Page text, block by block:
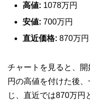
高値: 1078万円
安値: 700万円
直近価格: 870万円
チャートを見ると、
円の高値を付けた後
じ、直近では870万円